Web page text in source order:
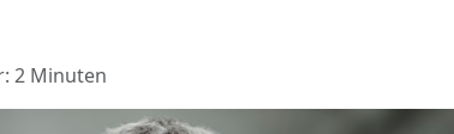
2 Minuten